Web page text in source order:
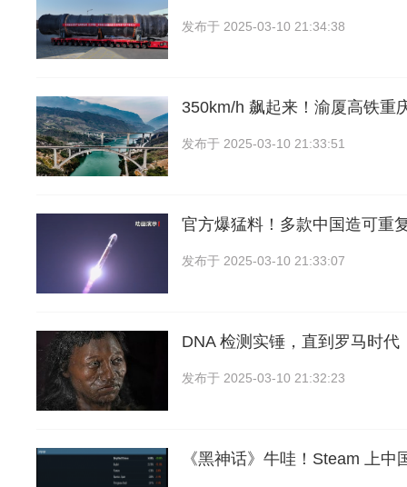
发布于 2025-03-10 21:34:38
350km/h 飙起来！渝厦高铁重
发布于 2025-03-10 21:33:51
官方爆猛料！多款中国造可重
发布于 2025-03-10 21:33:07
DNA 检测实锤，直到罗马时代
发布于 2025-03-10 21:32:23
《黑神话》牛哇！Steam 上中